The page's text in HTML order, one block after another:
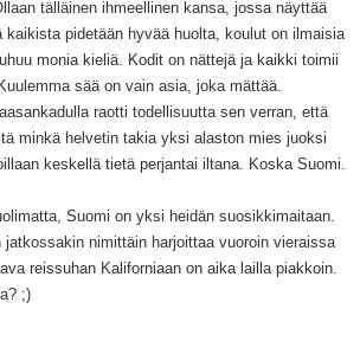
tälläinen ihmeellinen kansa, jossa näyttää
kaikista pidetään hyvää huolta, koulut on ilmaisia
monia kieliä. Kodit on nättejä ja kaikki toimii
sää on vain asia, joka mättää.
raotti todellisuutta sen verran, että
minkä helvetin takia yksi alaston mies juoksi
keskellä tietä perjantai iltana. Koska Suomi.
Suomi on yksi heidän suosikkimaitaan.
jatkossakin nimittäin harjoittaa vuoroin vieraissa
reissuhan Kaliforniaan on aika lailla piakkoin.
;)